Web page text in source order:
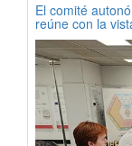
El comité
reúne con la